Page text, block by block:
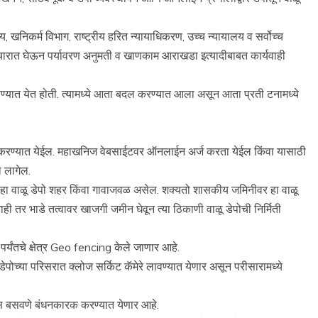
विभाग, राष्ट्रीय हरित न्यायाधिकरण, उच्च न्यायालय व सर्वोच्च
घेऊन पर्यावरण अनुमती व खाणकाम आराखडा इत्यादीबाबत कार्यवाही
येत होती. त्यामध्ये आता बदल करण्यात आला असून आता प्रती टनामध्ये
येईल. महाखनिज वेबसाईटवर ऑनलाईन अर्ज करता येईल किंवा यासाठी
लागेल.
हा वाळू डेपो शहर किंवा गावाजवळ असेल. शक्यतो शासकीय जमिनीवर हा वाळू
तर भाडे तत्वावर खाजगी जमीन घेवून त्या ठिकाणी वाळू डेपोची निर्मिती
क्षेत्र Geo fencing केले जाणार आहे.
परिसरात क्लोज सर्किट कॅमेरे लावण्यात येणार असून परीसारामध्ये
बसवणे बंधनकारक करण्यात येणार आहे.